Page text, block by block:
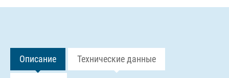
Описание Технические данные